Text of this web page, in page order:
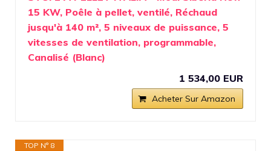
15 KW, Poêle à pellet, ventilé, Réchaud
jusqu'à 140 m², 5 niveaux de puissance, 5
vitesses de ventilation, programmable,
Canalisé (Blanc)
1 534,00 EUR
Acheter Sur Amazon
TOP N° 8